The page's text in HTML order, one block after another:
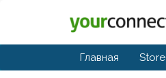
Главная Store